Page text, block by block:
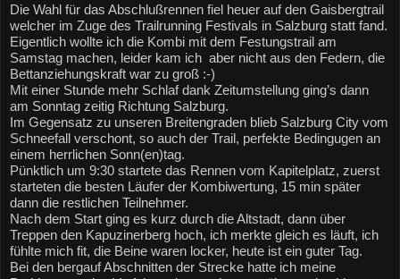
Die Wahl für das Abschlußrennen fiel heuer auf den Gaisbergtrail
welcher im Zuge des Trailrunning Festivals in Salzburg statt fand.
Eigentlich wollte ich die Kombi mit dem Festungstrail am
Samstag machen, leider kam ich  aber nicht aus den Federn, die
Bettanziehungskraft war zu groß :-)
Mit einer Stunde mehr Schlaf dank Zeitumstellung ging’s dann
am Sonntag zeitig Richtung Salzburg.
Im Gegensatz zu unseren Breitengraden blieb Salzburg City vom
Schneefall verschont, so auch der Trail, perfekte Bedingugen an
einem herrlichen Sonn(en)tag.
Pünktlich um 9:30 startete das Rennen vom Kapitelplatz, zuerst
starteten die besten Läufer der Kombiwertung, 15 min später
dann die restlichen Teilnehmer.
Nach dem Start ging es kurz durch die Altstadt, dann über
Treppen den Kapuzinerberg hoch, ich merkte gleich es läuft, ich
fühlte mich fit, die Beine waren locker, heute ist ein guter Tag.
Bei den bergauf Abschnitten der Strecke hatte ich meine